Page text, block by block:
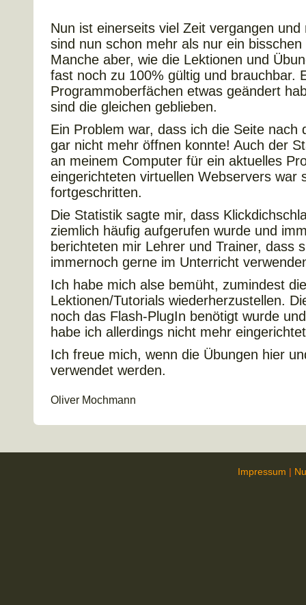
Nun ist einerseits viel Zeit vergangen und
sind nun schon mehr als nur ein
Manche aber, wie die Lektionen und
fast noch zu 100% gültig und brauchbar.
Programmoberfächen etwas geändert
sind die gleichen geblieben.
Ein Problem war, dass ich die Seite nach
gar nicht mehr öffnen konnte! Auch der
an meinem Computer für ein aktuelles
eingerichteten virtuellen Webservers war
fortgeschritten.
Die Statistik sagte mir, dass
ziemlich häufig aufgerufen wurde und
berichteten mir Lehrer und Trainer, dass
immernoch gerne im Unterricht
Ich habe mich alse bemüht, zumindest
Lektionen/Tutorials wiederherzustellen.
noch das Flash-PlugIn benötigt wurde
habe ich allerdings nicht mehr
Ich freue mich, wenn die Übungen hier
verwendet werden.
Oliver Mochmann
Impressum |